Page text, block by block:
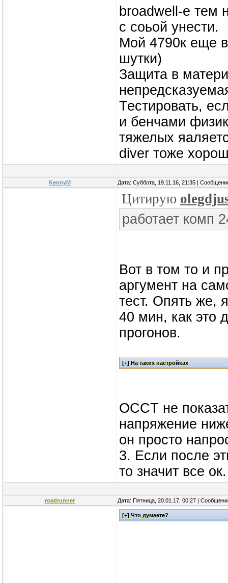
broadwell-e тем
с соьой унести.
Мой 4790к еще
шутки)
Защита в
Тестировать,
и бенчами
тяжелых
diver тоже
KennyM Дата: Суббота, 19.11.16, 21:35 |
Цитирую
работает комп
Вот в том то и
аргумент на
тест. Опять же,
40 мин, как это
прогонов.
OCCT не
напряжение
он просто
3. Если после
то значит все ок.
roadrunner Дата: Пятница, 20.01.17, 00:27 |